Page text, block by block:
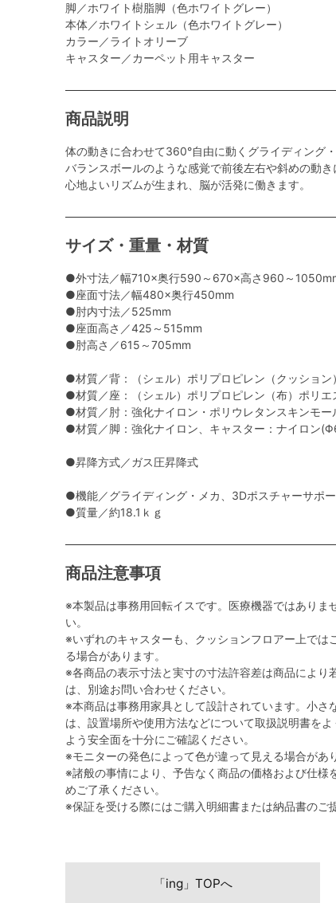
脚／ホワイト樹脂脚（色ホワイトグレー）
本体／ホワイトシェル（色ホワイトグレー）
カラー／ライトオリーブ
キャスター／カーペット用キャスター
商品説明
体の動きに合わせて360°自由に動くグライディング
バランスボールのような感覚で前後左右や斜めの動き
心地よいリズムが生まれ、脳が活発に働きます。
サイズ・重量・材質
●外寸法／幅710×奥行590～670×高さ960～
●座面寸法／幅480×奥行450mm
●肘内寸法／525mm
●座面高さ／425～515mm
●肘高さ／615～705mm
●材質／背：（シェル）ポリプロピレン（クッショ
●材質／座：（シェル）ポリプロピレン（布）ポリ
●材質／肘：強化ナイロン・ポリウレタンスキンモー
●材質／脚：強化ナイロン、キャスター：ナイロン
●昇降方式／ガス圧昇降式
●機能／グライディング・メカ、3Dポスチャーサポ
●質量／約18.1ｋｇ
商品注意事項
※本製品は事務用回転イスです。医療機器ではありま
い。
※いずれのキャスターも、クッションフロアー上では
る場合があります。
※各商品の表示寸法と実寸の寸法許容差は商品により
は、別途お問い合わせください。
※本商品は事務用家具として設計されています。小さ
は、設置場所や使用方法などについて取扱説明書を
よう安全面を十分にご確認ください。
※モニターの発色によって色が違って見える場合があ
※諸般の事情により、予告なく商品の価格および仕様
めご了承ください。
※保証を受ける際にはご購入明細書または納品書のご
「ing」TOPへ